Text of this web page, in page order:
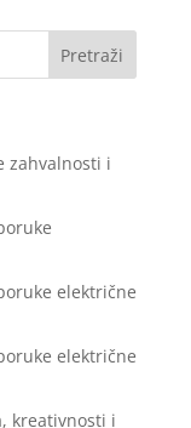
zahvalnosti i
električne
električne
kreativnosti i